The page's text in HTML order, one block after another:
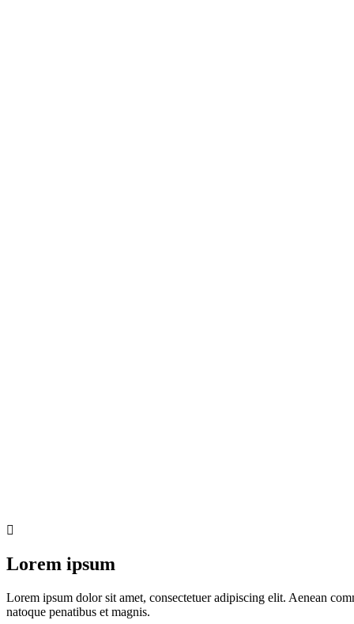
Lorem ipsum
Lorem ipsum dolor sit amet, consectetuer adipiscing elit. Aenean
natoque penatibus et magnis.